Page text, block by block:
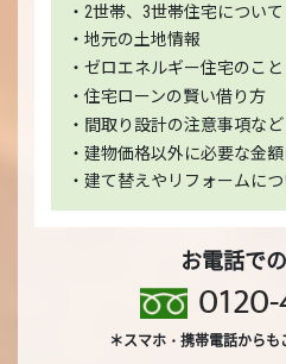
・2世帯、3世帯住宅について
・地元の土地情報
・ゼロエネルギー住宅のこと
・住宅ローンの賢い借り方
・間取り設計の注意事項など
・建物価格以外に必要な金
・建て替えやリフォームにつ
お電話で
＊スマホ・携帯電話からも